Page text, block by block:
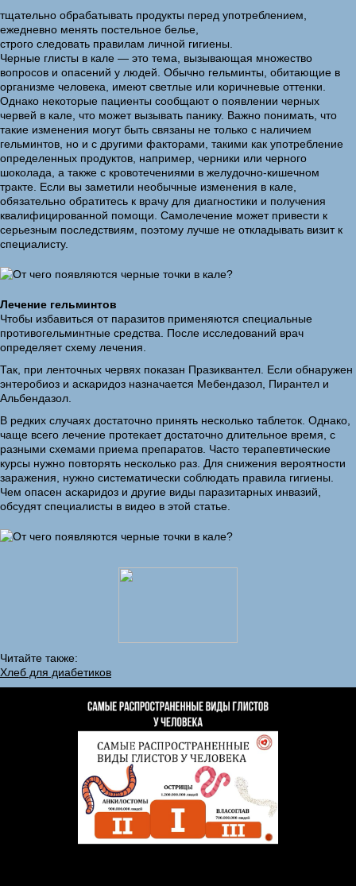
тщательно обрабатывать продукты перед употреблением,
ежедневно менять постельное белье,
строго следовать правилам личной гигиены.
Черные глисты в кале — это тема, вызывающая множество
вопросов и опасений у людей. Обычно гельминты, обитающие в
организме человека, имеют светлые или коричневые оттенки.
Однако некоторые пациенты сообщают о появлении черных
червей в кале, что может вызывать панику. Важно понимать, что
такие изменения могут быть связаны не только с наличием
гельминтов, но и с другими факторами, такими как употребление
определенных продуктов, например, черники или черного
шоколада, а также с кровотечениями в желудочно-кишечном
тракте. Если вы заметили необычные изменения в кале,
обязательно обратитесь к врачу для диагностики и получения
квалифицированной помощи. Самолечение может привести к
серьезным последствиям, поэтому лучше не откладывать визит к
специалисту.
Лечение гельминтов
Чтобы избавиться от паразитов применяются специальные
противогельминтные средства. После исследований врач
определяет схему лечения.
Так, при ленточных червях показан Празиквантел. Если обнаружен
энтеробиоз и аскаридоз назначается Мебендазол, Пирантел и
Альбендазол.
В редких случаях достаточно принять несколько таблеток. Однако,
чаще всего лечение протекает достаточно длительное время, с
разными схемами приема препаратов. Часто терапевтические
курсы нужно повторять несколько раз. Для снижения вероятности
заражения, нужно систематически соблюдать правила гигиены.
Чем опасен аскаридоз и другие виды паразитарных инвазий,
обсудят специалисты в видео в этой статье.
Читайте также:
Хлеб для диабетиков